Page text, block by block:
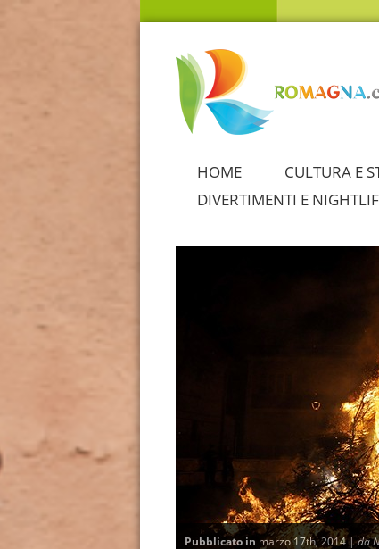
HOME CULTURA E
DIVERTIMENTI E
Pubblicato in marzo 17th, 2014 |da